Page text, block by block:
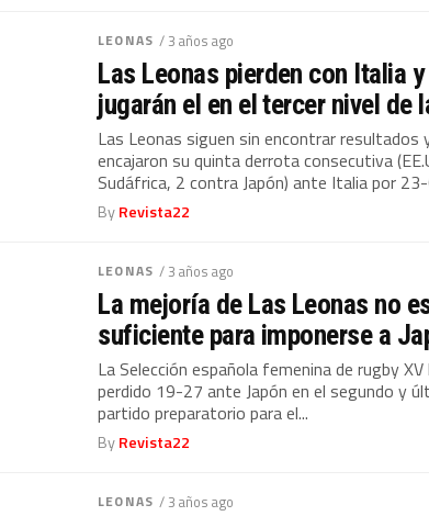
LEONAS / 3 años ago
Las Leonas pierden con Italia y
jugarán el en el tercer nivel de
Las Leonas siguen sin encontrar resultados
encajaron su quinta derrota consecutiva
Sudáfrica, 2 contra Japón) ante Italia por 23-
ByRevista22
LEONAS / 3 años ago
La mejoría de Las Leonas no
suficiente para imponerse a
La Selección española femenina de rugby XV
perdido 19-27 ante Japón en el segundo y
partido preparatorio para el...
ByRevista22
LEONAS / 3 años ago